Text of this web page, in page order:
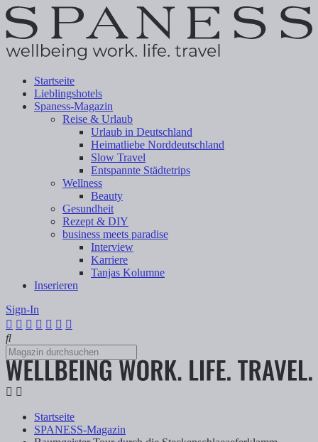
Startseite
Lieblingshotels
Spaness-Magazin
Reise & Urlaub
Urlaub in Deutschland
Heimatliebe Norddeutschland
Slow Travel
Entspannte Städtetrips
Wellness
Beauty
Gesundheit
Rezept & DIY
business meets paradise
Interview
Karriere
Tanjas Kolumne
Inserieren
Sign-In
Startseite
SPANESS-Magazin